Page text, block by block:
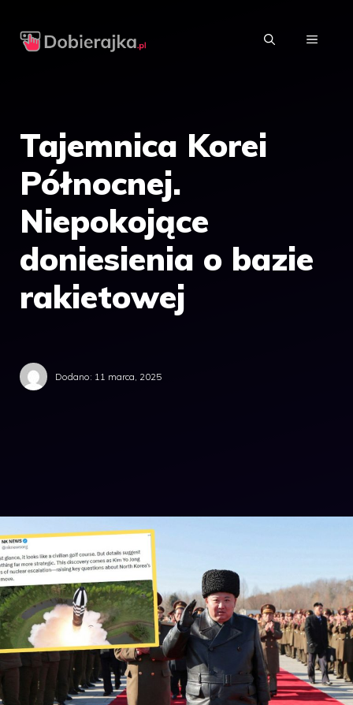
MENU
Tajemnica Korei
Północnej.
Niepokojące
doniesienia o bazie
rakietowej
Dodano: 11 marca, 2025